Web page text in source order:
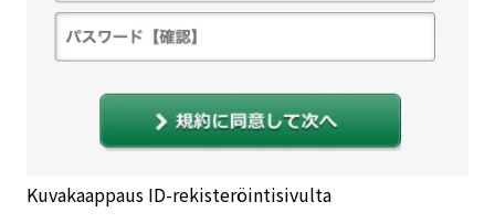
Kuvakaappaus ID-rekisteröintisivulta